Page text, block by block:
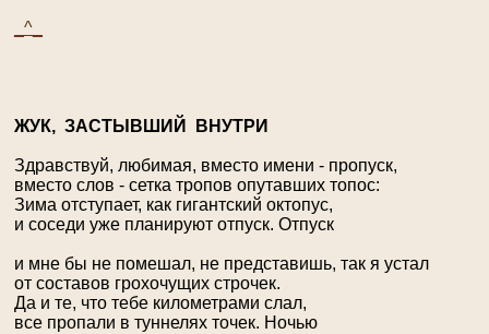
_^_
ЖУК, ЗАСТЫВШИЙ ВНУТРИ
Здравствуй, любимая, вместо имени - пропуск,
вместо слов - сетка тропов опутавших топос:
Зима отступает, как гигантский октопус,
и соседи уже планируют отпуск. Отпуск
и мне бы не помешал, не представишь, так я устал
от составов грохочущих строчек.
Да и те, что тебе километрами слал,
все пропали в туннелях точек. Ночью